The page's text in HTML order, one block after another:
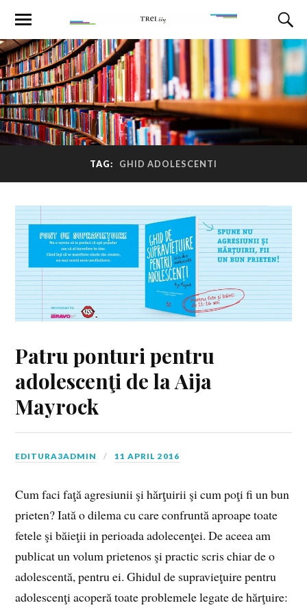
TAG: GHID ADOLESCENTI
Patru ponturi pentru
adolescenţi de la Aija
Mayrock
EDITURA3ADMIN 11 APRIL 2016
Cum faci faţă agresiunii şi hărţuirii şi cum poţi fi un bun
prieten? Iată o dilema cu care confruntă aproape toate
fetele şi băieţii in perioada adolecenţei. De aceea am
publicat un volum prietenos şi practic scris chiar de o
adolescentă, pentru ei. Ghidul de supravieţuire pentru
adolescenţi acoperă toate problemele legate de hărţuire: